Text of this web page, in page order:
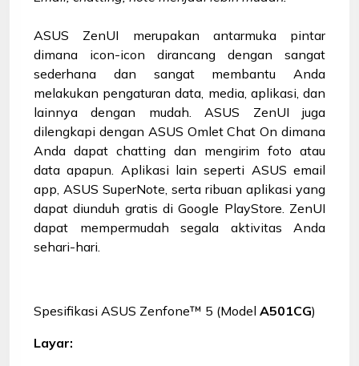
ASUS ZenUI merupakan antarmuka pintar
dimana icon-icon dirancang dengan sangat
sederhana dan sangat membantu Anda
melakukan pengaturan data, media, aplikasi, dan
lainnya dengan mudah. ASUS ZenUI juga
dilengkapi dengan ASUS Omlet Chat On dimana
Anda dapat chatting dan mengirim foto atau
data apapun. Aplikasi lain seperti ASUS email
app, ASUS SuperNote, serta ribuan aplikasi yang
dapat diunduh gratis di Google PlayStore. ZenUI
dapat mempermudah segala aktivitas Anda
sehari-hari.
Spesifikasi ASUS Zenfone™ 5 (Model A501CG)
Layar: